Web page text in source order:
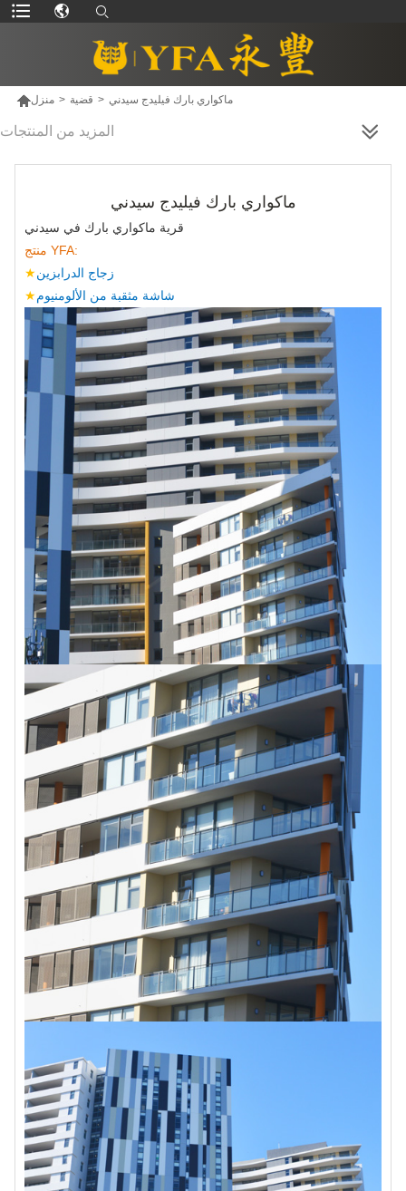
منزل > قضية > ماكواري بارك فيليدج سيدني
المزيد من المنتجات
ماكواري بارك فيليدج سيدني
قرية ماكواري بارك في سيدني
منتج YFA:
★زجاج الدرابزين
★شاشة مثقبة من الألومنيوم